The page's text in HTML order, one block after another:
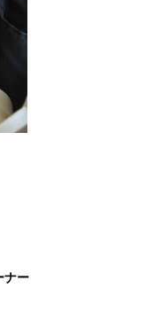
ーナー